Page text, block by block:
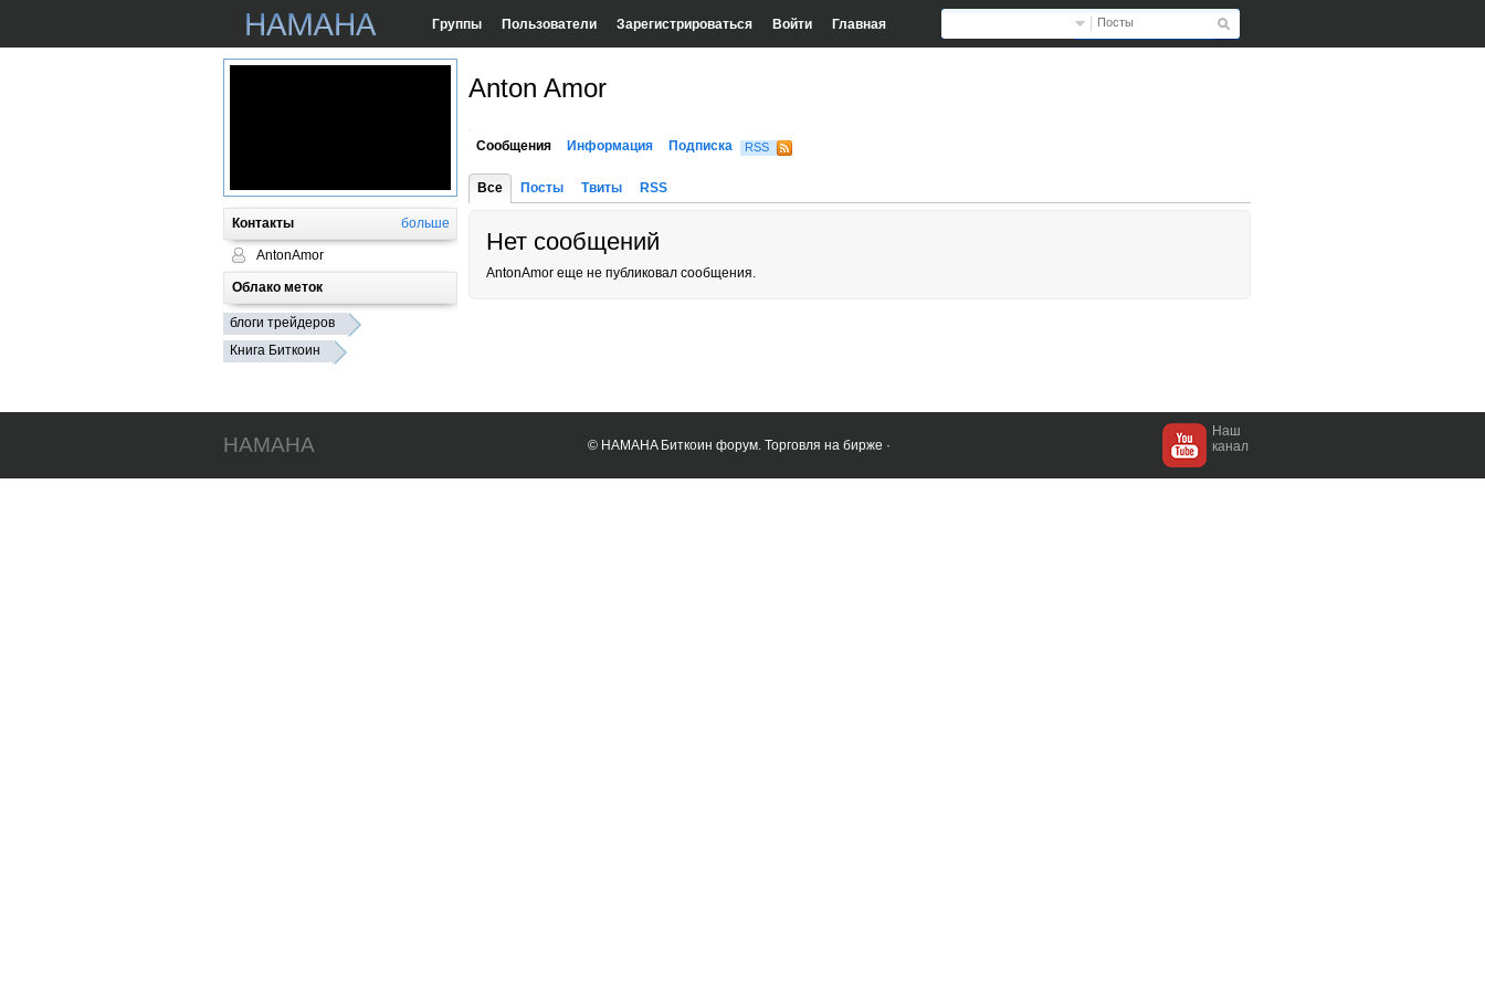
Посты
Группы Пользователи Зарегистрироваться Войти Главная
Контакты больше
AntonAmor
Облако меток
блоги трейдеров
Книга Биткоин
Anton Amor
Сообщения Информация Подписка RSS
Все Посты Твиты RSS
Нет сообщений
AntonAmor еще не публиковал сообщения.
HAMAHA © HAMAHA Биткоин форум. Торговля на бирже ·
Наш
канал